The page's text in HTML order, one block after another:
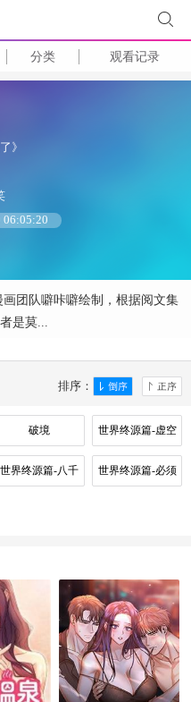
分类 观看记录
》
06:05:20
团队噼咔噼绘制，根据阅文集
是莫...
排序：
破境 世界终源篇-虚空
盛典
世界终源篇-八千 世界终源篇-必须